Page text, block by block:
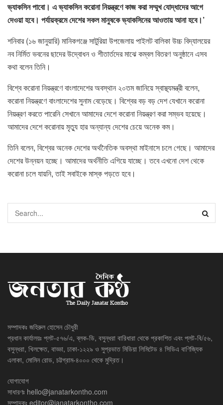
ভ্যাকসিন পাবো। এ ভ্যাকসিন করোনা নিয়ন্ত্রণে কাজ করা সম্মুখ যোদ্ধাদের আগে
দেওয়া হবে। পর্যায়ক্রমে দেশের সকল মানুষকে ভ্যাকসিনের আওতায় আনা হবে।’
শনিবার (১৬ জানুয়ারি) মানিকগঞ্জে সাটুরিয়া উপজেলায় পাইলট বালিকা উচ্চ বিদ্যালয়ের
নব নির্মিত ভবনের ছাদের উদ্বোধন ও শীতার্তদের মাঝে কম্বল বিতরণ অনুষ্ঠানে এসব
কথা বলেন তিনি।
বিশ্বে করোনা নিয়ন্ত্রণে বাংলাদেশের অবস্থান ২০তম জানিয়ে স্বাস্থ্যমন্ত্রী বলেন,
করোনা নিয়ন্ত্রণে বাংলাদেশের সুনাম বেড়েছে। বিশ্বের বড় বড় দেশ যেখানে করোনা
নিয়ন্ত্রণ করতে পারেনি সেখানে আমাদের দেশে করোনা নিয়ন্ত্রণ করা সম্ভব হয়েছে।
আমাদের দেশে করোনায় মৃত্যু হার অন্যান্য দেশের চেয়ে অনেক কম।
তিনি বলেন, বিশ্বের অনেক দেশের অর্থনৈতিক অবস্থা মাইনাসে চলে গেছে। আমাদের
দেশের উন্নয়ন হচ্ছে। আমাদের অর্থনীতি এগিয়ে যাচ্ছে। তবে এখনো দেশ থেকে
করোনা চলে যায়নি, তাই সবাইকে মাস্ক পড়তে হবে।
সম্পাদকঃ জহিরুল হোসেন চৌধুরী
প্রধান কার্যালয়ঃ প্লট-৫৭৬/এ, ব্লক-ডি, বসুন্ধরা বারিধারা থেকে প্রকাশিত এবং প্লট-বি/৫৬,
বসুন্ধরা, খিলক্ষেত, বাড্ডা, ঢাকা-১২২৯ ও সুপ্রভাত মিডিয়া লিমিটেড ৪ সিডিএ বাণিজ্যিক
এলাকা, মোমিন রোড, চট্টগ্রাম-৪০০০ থেকে মুদ্রিত।
যোগাযোগ
সাধারণঃ hello@janatarkontho.com
সম্পাদকঃ editor@janatarkontho.com